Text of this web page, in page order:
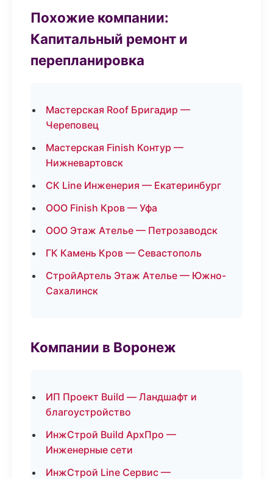
Похожие компании:
Капитальный ремонт и
перепланировка
Мастерская Roof Бригадир —
Череповец
Мастерская Finish Контур —
Нижневартовск
СК Line Инженерия — Екатеринбург
ООО Finish Кров — Уфа
ООО Этаж Ателье — Петрозаводск
ГК Камень Кров — Севастополь
СтройАртель Этаж Ателье — Южно-
Сахалинск
Компании в Воронеж
ИП Проект Build — Ландшафт и
благоустройство
ИнжСтрой Build АрхПро —
Инженерные сети
ИнжСтрой Line Сервис —